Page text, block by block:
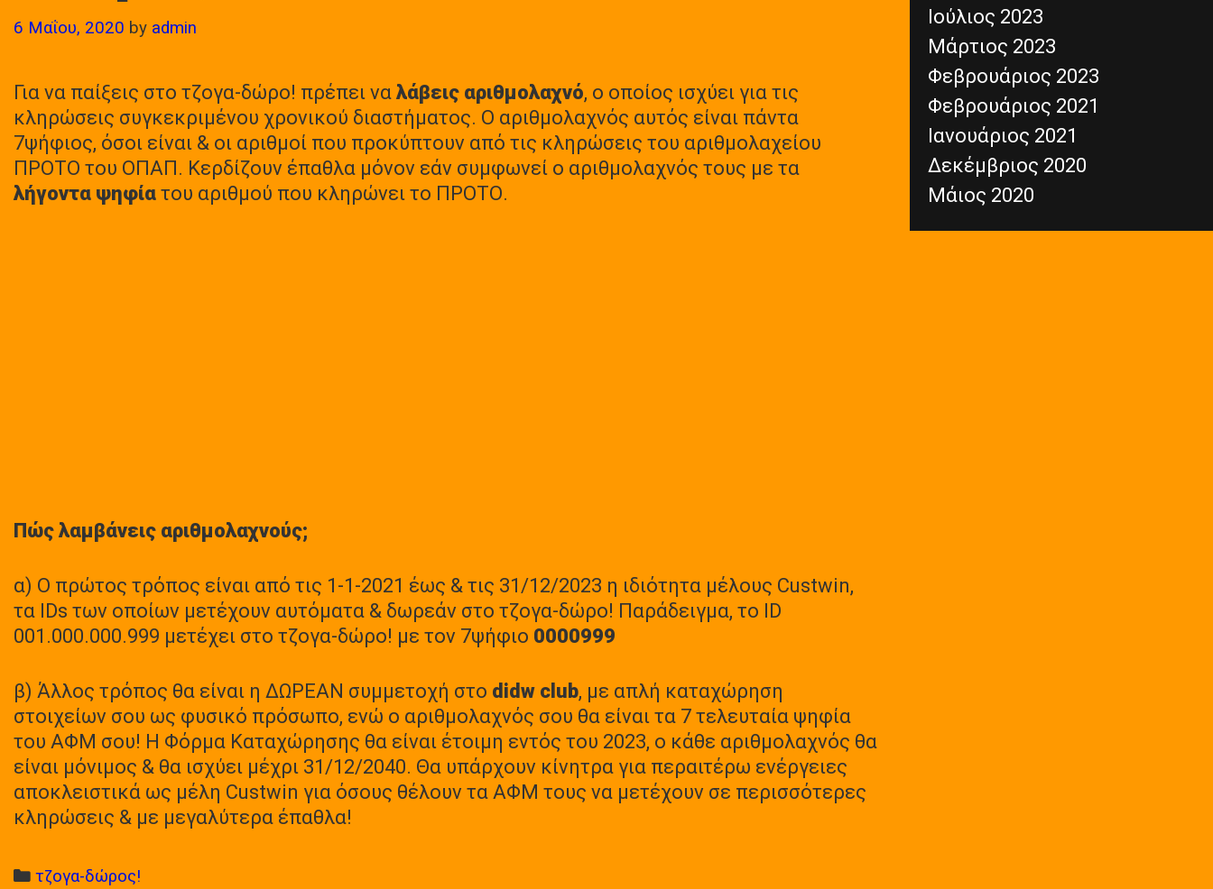
6 Μαΐου, 2020 by admin
Για να παίξεις στο τζογα-δώρο! πρέπει να λάβεις αριθμολαχνό, ο οποίος ισχύει για τις
κληρώσεις συγκεκριμένου χρονικού διαστήματος. Ο αριθμολαχνός αυτός είναι πάντα
7ψήφιος, όσοι είναι & οι αριθμοί που προκύπτουν από τις κληρώσεις του αριθμολαχείου
ΠΡΟΤΟ του ΟΠΑΠ. Κερδίζουν έπαθλα μόνον εάν συμφωνεί ο αριθμολαχνός τους με τα
λήγοντα ψηφία του αριθμού που κληρώνει το ΠΡΟΤΟ.
Πώς λαμβάνεις αριθμολαχνούς;
α) Ο πρώτος τρόπος είναι από τις 1-1-2021 έως & τις 31/12/2023 η ιδιότητα μέλους Custwin,
τα IDs των οποίων μετέχουν αυτόματα & δωρεάν στο τζογα-δώρο! Παράδειγμα, το ID
001.000.000.999 μετέχει στο τζογα-δώρο! με τον 7ψήφιο 0000999
β) Άλλος τρόπος θα είναι η ΔΩΡΕΑΝ συμμετοχή στο didw club, με απλή καταχώρηση
στοιχείων σου ως φυσικό πρόσωπο, ενώ ο αριθμολαχνός σου θα είναι τα 7 τελευταία ψηφία
του ΑΦΜ σου! Η Φόρμα Καταχώρησης θα είναι έτοιμη εντός του 2023, ο κάθε αριθμολαχνός θα
είναι μόνιμος & θα ισχύει μέχρι 31/12/2040. Θα υπάρχουν κίνητρα για περαιτέρω ενέργειες
αποκλειστικά ως μέλη Custwin για όσους θέλουν τα ΑΦΜ τους να μετέχουν σε περισσότερες
κληρώσεις & με μεγαλύτερα έπαθλα!
Categories
τζογα-δώρος!
Ιούλιος 2023
Μάρτιος 2023
Φεβρουάριος 2023
Φεβρουάριος 2021
Ιανουάριος 2021
Δεκέμβριος 2020
Μάιος 2020